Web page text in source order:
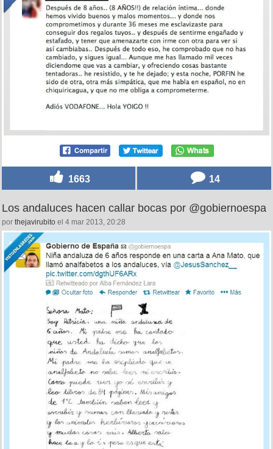
1663 14
Los andaluces hacen callar bocas por @gobiernoespa
por thejavirubito el 4 mar 2013, 20:28